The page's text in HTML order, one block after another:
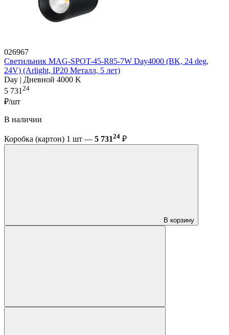
026967
Светильник MAG-SPOT-45-R85-7W Day4000 (BK, 24 deg,
24V) (Arlight, IP20 Металл, 5 лет)
Day | Дневной 4000 K
5 731 24
₽/шт
В наличии
Коробка (картон) 1 шт — 5 73124 ₽
В корзину